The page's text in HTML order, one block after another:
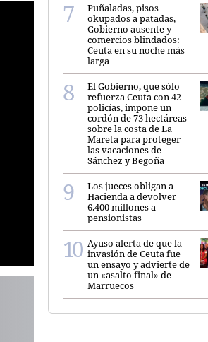
Puñaladas, pisos
okupados a patadas,
Gobierno ausente y
comercios blindados:
Ceuta en su noche más
larga
El Gobierno, que sólo
refuerza Ceuta con 42
policías, impone un
cordón de 73 hectáreas
sobre la costa de La
Mareta para proteger
las vacaciones de
Sánchez y Begoña
Los jueces obligan a
Hacienda a devolver
6.400 millones a
pensionistas
Ayuso alerta de que la
invasión de Ceuta fue
un ensayo y advierte de
un «asalto final» de
Marruecos